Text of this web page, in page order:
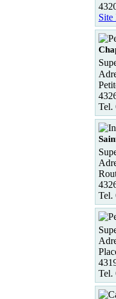
Site
Tel.
Tel.
Tel.